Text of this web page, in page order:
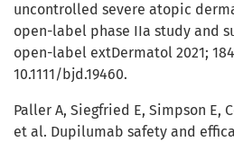
uncontrolled severe atopic
open-label phase IIa study and
open-label extDermatol 2021;
10.1111/bjd.19460.
Paller A, Siegfried E, Simpson E,
et al. Dupilumab safety and